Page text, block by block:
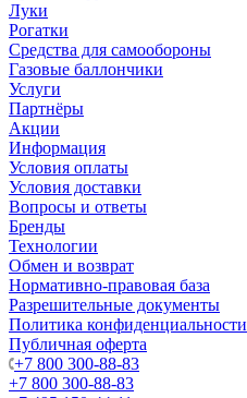
Луки
Рогатки
Средства для самообороны
Газовые баллончики
Услуги
Партнёры
Акции
Информация
Условия оплаты
Условия доставки
Вопросы и ответы
Бренды
Технологии
Обмен и возврат
Нормативно-правовая база
Разрешительные документы
Политика конфиденциальности
Публичная оферта
+7 800 300-88-83
+7 800 300-88-83